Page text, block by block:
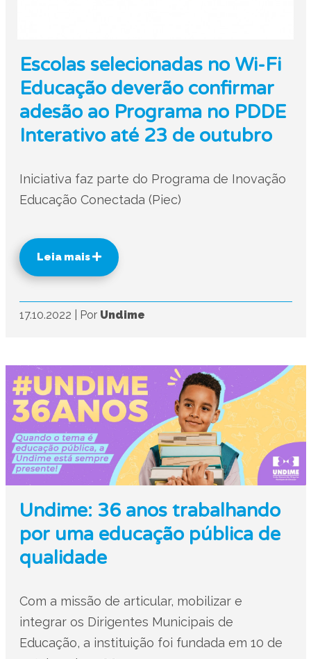
Escolas selecionadas no Wi-Fi
Educação deverão confirmar
adesão ao Programa no PDDE
Interativo até 23 de outubro
Iniciativa faz parte do Programa de Inovação
Educação Conectada (Piec)
Leia mais
17.10.2022 Por Undime
Undime: 36 anos trabalhando
por uma educação pública de
qualidade
Com a missão de articular, mobilizar e
integrar os Dirigentes Municipais de
Educação, a instituição foi fundada em 10 de